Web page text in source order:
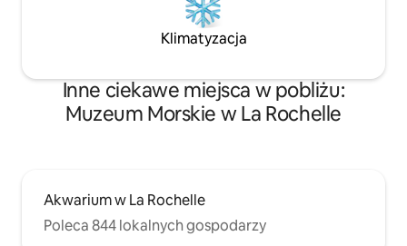
Klimatyzacja
Inne ciekawe miejsca w pobliżu:
Muzeum Morskie w La Rochelle
Akwarium w La Rochelle
Poleca 844 lokalnych gospodarzy